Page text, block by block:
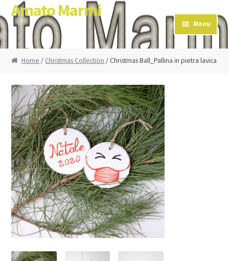
Skip to navigation
Skip to content
Amato Marmi
Menu
Home / Christmas Collection / Christmas Ball_Pallina in pietra lavica